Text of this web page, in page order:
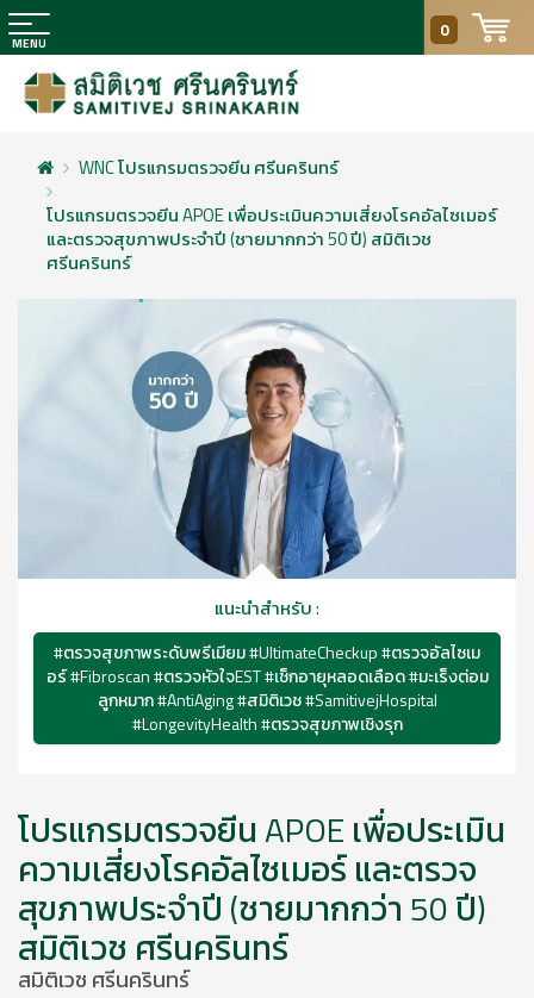
0
WNC โปรแกรมตรวจยีน ศรีนครินทร์
โปรแกรมตรวจยีน APOE เพื่อประเมินความเสี่ยงโรคอัลไซเมอร์
และตรวจสุขภาพประจำปี (ชายมากกว่า 50 ปี) สมิติเวช
ศรีนครินทร์
แนะนำสำหรับ :
#ตรวจสุขภาพระดับพรีเมียม #UltimateCheckup #ตรวจอัลไซเม
อร์ #Fibroscan #ตรวจหัวใจEST #เช็กอายุหลอดเลือด #มะเร็งต่อม
ลูกหมาก #AntiAging #สมิติเวช #SamitivejHospital
#LongevityHealth #ตรวจสุขภาพเชิงรุก
โปรแกรมตรวจยีน APOE เพื่อประเมิน
ความเสี่ยงโรคอัลไซเมอร์ และตรวจ
สุขภาพประจำปี (ชายมากกว่า 50 ปี)
สมิติเวช ศรีนครินทร์
สมิติเวช ศรีนครินทร์